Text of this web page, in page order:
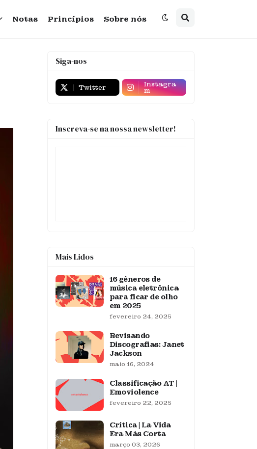
Notas Princípios Sobre nós
Siga-nos
Twitter Instagra
m
Inscreva-se na nossa newsletter!
Mais Lidos
16 gêneros de
música eletrônica
para ficar de olho
em 2025
fevereiro 24, 2025
Revisando
Discografias: Janet
Jackson
maio 16, 2024
Classificação AT |
Emoviolence
fevereiro 22, 2025
Crítica | La Vida
Era Más Corta
março 03, 2026